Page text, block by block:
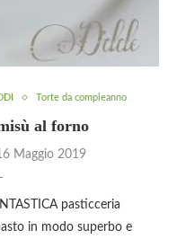
Torte da compleanno
al forno
Maggio 2019
pasticceria
in modo superbo e